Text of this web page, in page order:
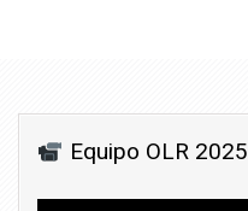
Equipo OLR 2025